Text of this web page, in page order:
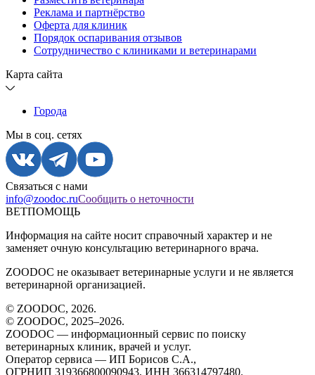
Реклама и партнёрство
Оферта для клиник
Порядок оспаривания отзывов
Сотрудничество с клиниками и ветеринарами
Карта сайта
Города
Мы в соц. сетях
Связаться с нами
info@zoodoc.ruСообщить о неточности
ВЕТПОМОЩЬ
Информация на сайте носит справочный характер и не
заменяет очную консультацию ветеринарного врача.
ZOODOC не оказывает ветеринарные услуги и не является
ветеринарной организацией.
© ZOODOC, 2026.
© ZOODOC, 2025–2026.
ZOODOC — информационный сервис по поиску
ветеринарных клиник, врачей и услуг.
Оператор сервиса — ИП Борисов С.А.,
ОГРНИП 319366800090943, ИНН 366314797480.